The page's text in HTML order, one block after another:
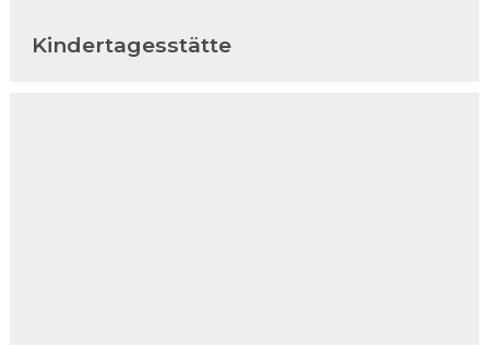
Kindertagesstätte